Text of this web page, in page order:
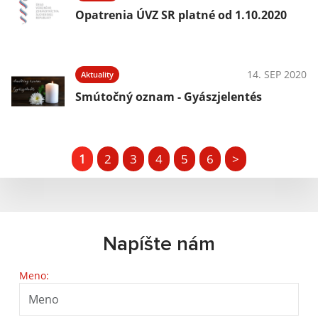
Opatrenia ÚVZ SR platné od 1.10.2020
Aktuality 14. SEP 2020
Smútočný oznam - Gyászjelentés
1 2 3 4 5 6 >
Napíšte nám
Meno: